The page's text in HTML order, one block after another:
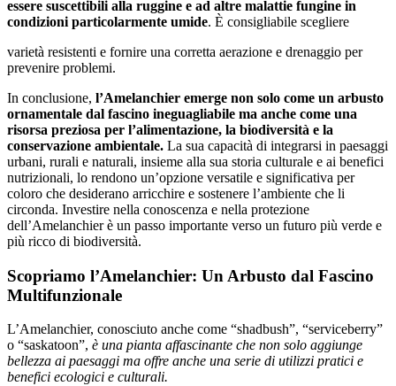
essere suscettibili alla ruggine e ad altre malattie fungine in
condizioni particolarmente umide. È consigliabile scegliere
varietà resistenti e fornire una corretta aerazione e drenaggio per
prevenire problemi.
In conclusione, l’Amelanchier emerge non solo come un arbusto
ornamentale dal fascino ineguagliabile ma anche come una
risorsa preziosa per l’alimentazione, la biodiversità e la
conservazione ambientale. La sua capacità di integrarsi in paesaggi
urbani, rurali e naturali, insieme alla sua storia culturale e ai benefici
nutrizionali, lo rendono un’opzione versatile e significativa per
coloro che desiderano arricchire e sostenere l’ambiente che li
circonda. Investire nella conoscenza e nella protezione
dell’Amelanchier è un passo importante verso un futuro più verde e
più ricco di biodiversità.
Scopriamo l’Amelanchier: Un Arbusto dal Fascino
Multifunzionale
L’Amelanchier, conosciuto anche come “shadbush”, “serviceberry”
o “saskatoon”, è una pianta affascinante che non solo aggiunge
bellezza ai paesaggi ma offre anche una serie di utilizzi pratici e
benefici ecologici e culturali.